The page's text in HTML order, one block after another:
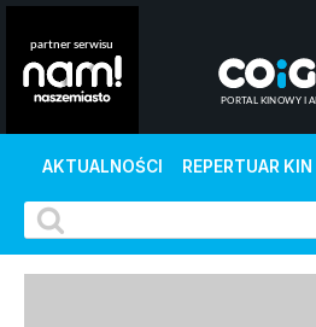
AKTUALNOŚCI REPERTUAR KIN